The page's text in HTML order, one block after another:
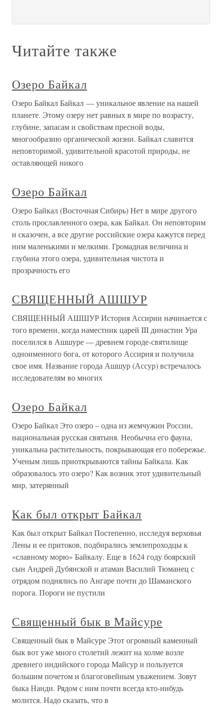
Читайте также
Озеро Байкал
Озеро Байкал Байкал — уникальное явление на нашей
планете. Этому озеру нет равных в мире по возрасту,
глубине, запасам и свойствам пресной воды,
многообразию органической жизни. Байкал славится
неповторимой, удивительной красотой природы, не
оставляющей никого
Озеро Байкал
Озеро Байкал (Восточная Сибирь) Нет в мире другого
столь прославленного озера, как Байкал. Он неповторим
и сказочен, а все другие российские озера кажутся перед
ним маленькими и мелкими. Громадная величина и
глубина этого озера, удивительная чистота и
прозрачность его
СВЯЩЕННЫЙ АШШУР
СВЯЩЕННЫЙ АШШУР История Ассирии начинается с
того времени, когда наместник царей III династии Ура
поселился в Ашшуре — древнем городе-святилище
одноименного бога, от которого Ассирия и получила
свое имя. Название города Ашшур (Ассур) встречалось
исследователям во многих
Озеро Байкал
Озеро Байкал Это озеро – одна из жемчужин России,
национальная русская святыня. Необычна его фауна,
уникальна растительность, покрывающая его побережье.
Ученым лишь приоткрываются тайны Байкала. Как
образовалось это озеро? Как возник этот удивительный
мир, затерянный
Как был открыт Байкал
Как был открыт Байкал Постепенно, исследуя верховья
Лены и ее притоков, подбирались землепроходцы к
«славному морю» Байкалу. Еще в 1624 году боярский
сын Андрей Дубянской и атаман Василий Тюманец с
отрядом поднялись по Ангаре почти до Шаманского
порога. Пороги не пустили
Священный бык в Майсуре
Священный бык в Майсуре Этот огромный каменный
бык вот уже много столетий лежит на холме возле
древнего индийского города Майсур и пользуется
большим почетом и благоговейным уважением. Зовут
быка Нанди. Рядом с ним почти всегда кто-нибудь
молится. Надо сказать, что в